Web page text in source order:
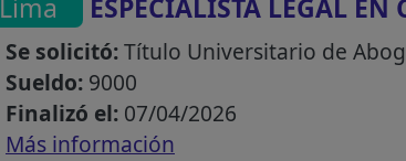
Lima ESPECIALISTA LEGAL EN
Se solicitó:Título Universitario de
Sueldo:9000
Finalizó el:07/04/2026
Más información